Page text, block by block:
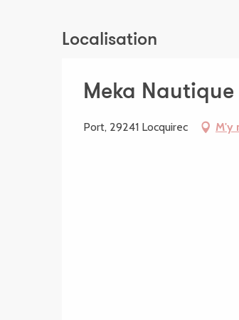
Localisation
Meka
Port, 29241 Locquirec M'y